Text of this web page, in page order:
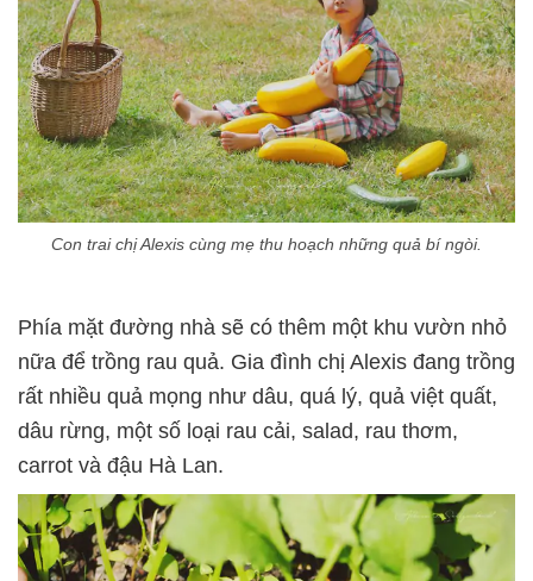
Con trai chị Alexis cùng mẹ thu hoạch những quả bí ngòi.
Phía mặt đường nhà sẽ có thêm một khu vườn nhỏ
nữa để trồng rau quả. Gia đình chị Alexis đang trồng
rất nhiều quả mọng như dâu, quá lý, quả việt quất,
dâu rừng, một số loại rau cải, salad, rau thơm,
carrot và đậu Hà Lan.